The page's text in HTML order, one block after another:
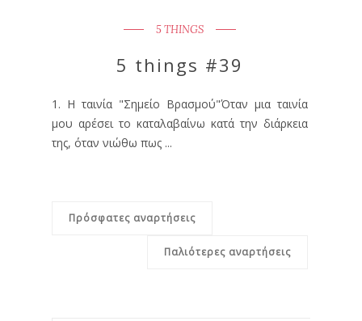
5 THINGS
5 things #39
1. Η ταινία "Σημείο Βρασμού"Όταν μια ταινία
μου αρέσει το καταλαβαίνω κατά την διάρκεια
της, όταν νιώθω πως ...
Πρόσφατες αναρτήσεις
Παλιότερες αναρτήσεις